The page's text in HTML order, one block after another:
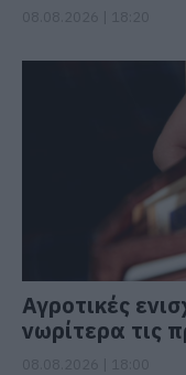
Αγροτικές
νωρίτερα τις